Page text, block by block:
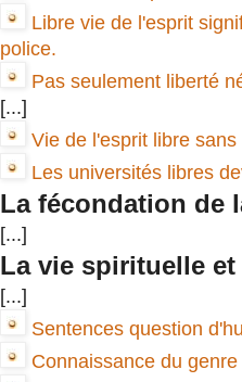
Libre vie de l'esprit
police.
Pas seulement liberté
[...]
Vie de l'esprit libre
Les universités libres
La fécondation de
[...]
La vie spirituelle
[...]
Sentences question
Connaissance du